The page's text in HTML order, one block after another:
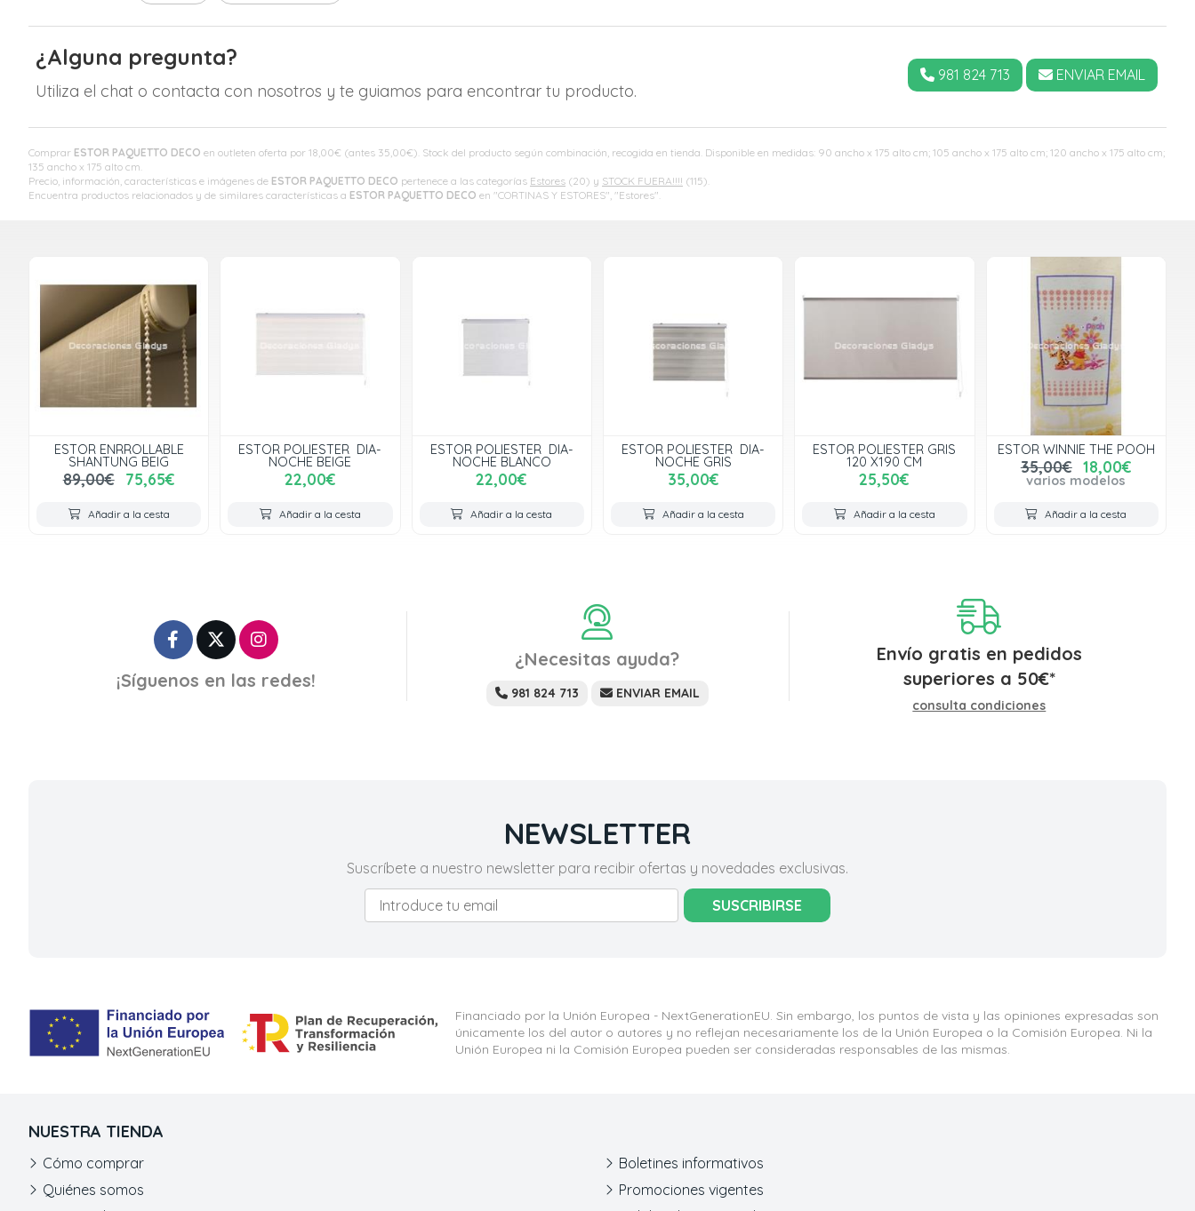
Comprar ESTOR PAQUETTO DECO en outleten oferta por 18,00€ (antes 35,00€). Stock del producto según combinación, recogida en tienda. Disponible en medidas: 90 ancho x 175 alto cm; 105 ancho x 175 alto cm; 120 ancho x 175 alto cm;
135 ancho x 175 alto cm.
Precio, información, características e imágenes de ESTOR PAQUETTO DECO pertenece a las categorías Estores (20) y STOCK FUERA!!!! (115).
Encuentra productos relacionados y de similares características a ESTOR PAQUETTO DECO en "CORTINAS Y ESTORES", "Estores".
¿Alguna pregunta?
Utiliza el chat o contacta con nosotros y te guiamos para encontrar tu producto.
981 824 713 ENVIAR EMAIL
ESTOR ENRROLLABLE
SHANTUNG BEIG
89,00€ 75,65€
Añadir a la cesta
ESTOR POLIESTER DIA-
NOCHE BEIGE
22,00€
Añadir a la cesta
ESTOR POLIESTER DIA-
NOCHE BLANCO
22,00€
Añadir a la cesta
ESTOR POLIESTER DIA-
NOCHE GRIS
35,00€
Añadir a la cesta
ESTOR POLIESTER GRIS
120 X190 CM
25,50€
Añadir a la cesta
ESTOR WINNIE THE POOH
35,00€ 18,00€
varios modelos
Añadir a la cesta
¡Síguenos en las redes!
¿Necesitas ayuda?
981 824 713 ENVIAR EMAIL
Envío gratis en pedidos
superiores a 50€*
consulta condiciones
NEWSLETTER
Suscríbete a nuestro newsletter para recibir ofertas y novedades exclusivas.
SUSCRIBIRSE
Financiado por la Unión Europea - NextGenerationEU. Sin embargo, los puntos de vista y las opiniones expresadas son
únicamente los del autor o autores y no reflejan necesariamente los de la Unión Europea o la Comisión Europea. Ni la
Unión Europea ni la Comisión Europea pueden ser consideradas responsables de las mismas.
NUESTRA TIENDA
Cómo comprar
Quiénes somos
Boletines informativos
Promociones vigentes